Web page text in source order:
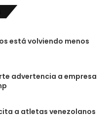
está volviendo menos
advertencia a empresa
a atletas venezolanos